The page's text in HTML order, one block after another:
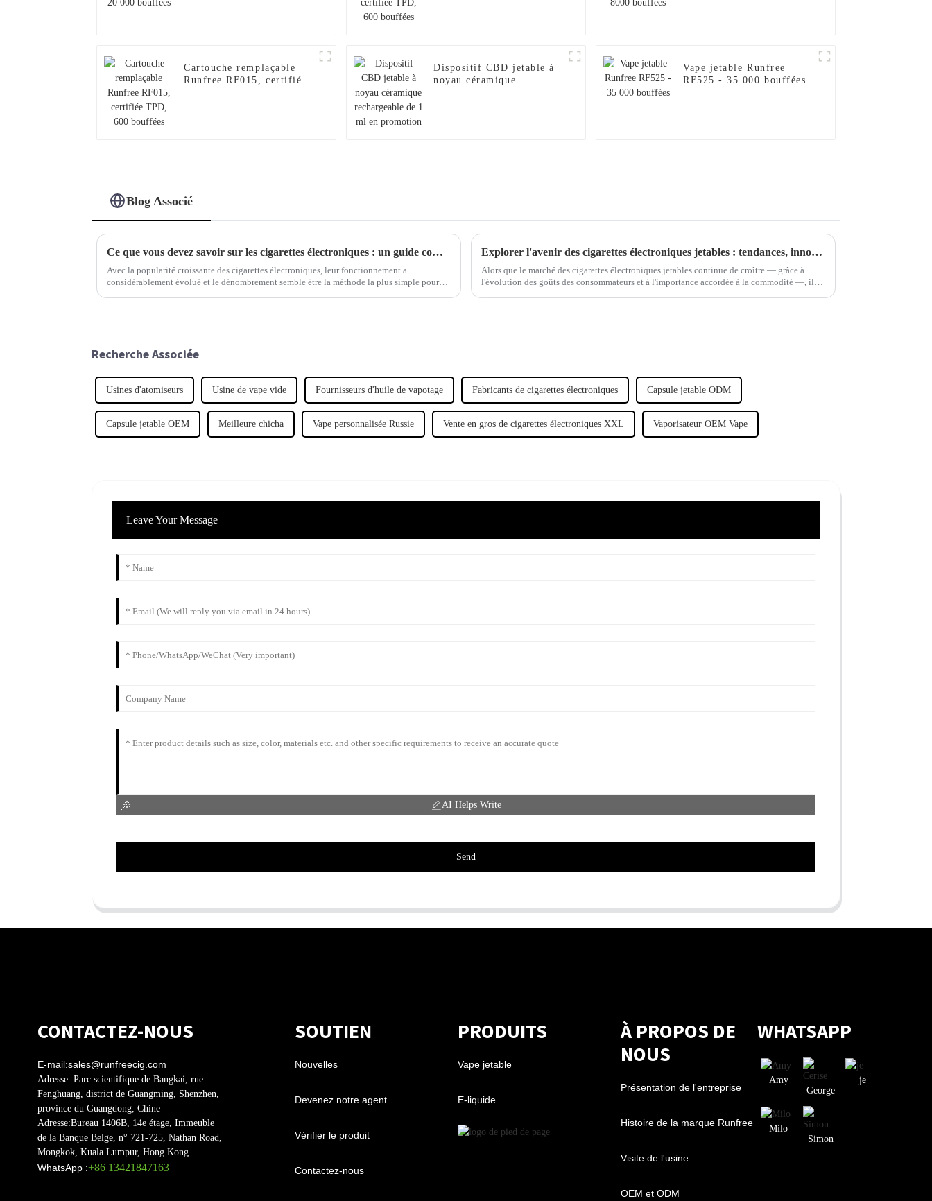
Cartouche remplaçable
Runfree RF015, certifiée
Dispositif CBD jetable à
noyau céramique
Vape jetable Runfree
RF525 - 35 000 bouffées
Blog Associé
Ce que vous devez savoir sur les cigarettes électroniques : un guide complet pour les acheteurs du monde entier
Avec la popularité croissante des cigarettes électroniques, leur fonctionnement a
considérablement évolué et le dénombrement semble être la méthode la plus simple pour
Explorer l'avenir des cigarettes électroniques jetables : tendances, innovations et impacts sur la santé
Alors que le marché des cigarettes électroniques jetables continue de croître — grâce à
l'évolution des goûts des consommateurs et à l'importance accordée à la commodité —, il
Recherche Associée
Usines d'atomiseurs Usine de vape vide Fournisseurs d'huile de vapotage Fabricants de cigarettes électroniques Capsule jetable ODM
Capsule jetable OEM Meilleure chicha Vape personnalisée Russie Vente en gros de cigarettes électroniques XXL Vaporisateur OEM Vape
Leave Your Message
AI Helps Write
Send
CONTACTEZ-NOUS
E-mail:sales@runfreecig.com
Adresse: Parc scientifique de Bangkai, rue
Fenghuang, district de Guangming, Shenzhen,
province du Guangdong, Chine
Adresse:Bureau 1406B, 14e étage, Immeuble
de la Banque Belge, n° 721-725, Nathan Road,
Mongkok, Kuala Lumpur, Hong Kong
WhatsApp :+86 13421847163
SOUTIEN
Nouvelles
Devenez notre agent
Vérifier le produit
Contactez-nous
PRODUITS
Vape jetable
E-liquide
À PROPOS DE
NOUS
Présentation de l'entreprise
Histoire de la marque Runfree
Visite de l'usine
OEM et ODM
WHATSAPP
Amy
George
je
Milo
Simon